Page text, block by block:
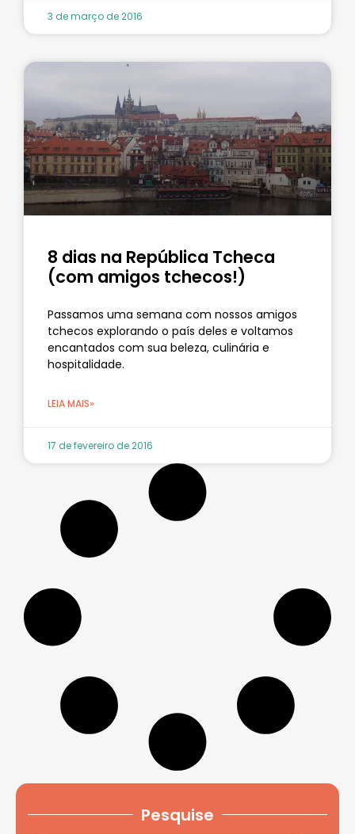
3 de março de 2016
8 dias na República Tcheca
(com amigos tchecos!)
Passamos uma semana com nossos amigos
tchecos explorando o país deles e voltamos
encantados com sua beleza, culinária e
hospitalidade.
LEIA MAIS»
17 de fevereiro de 2016
Pesquise